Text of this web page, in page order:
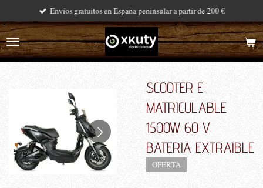
al
contenido
principal
Envíos gratuitos en España peninsular a partir de 200 €
SCOOTER E
MATRICULABLE
1500W 60 V
BATERIA EXTRAIBLE
OFERTA